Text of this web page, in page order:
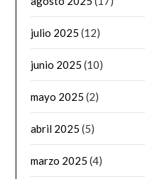
julio 2025 (12)
junio 2025 (10)
mayo 2025 (2)
abril 2025 (5)
marzo 2025 (4)